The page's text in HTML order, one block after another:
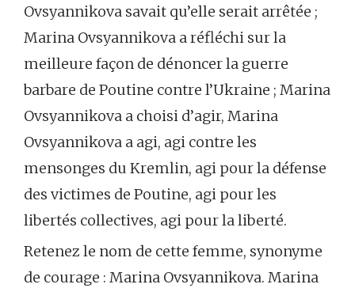
Ovsyannikova savait qu’elle serait arrêtée ;
Marina Ovsyannikova a réfléchi sur la
meilleure façon de dénoncer la guerre
barbare de Poutine contre l’Ukraine ; Marina
Ovsyannikova a choisi d’agir, Marina
Ovsyannikova a agi, agi contre les
mensonges du Kremlin, agi pour la défense
des victimes de Poutine, agi pour les
libertés collectives, agi pour la liberté.
Retenez le nom de cette femme, synonyme
de courage : Marina Ovsyannikova. Marina